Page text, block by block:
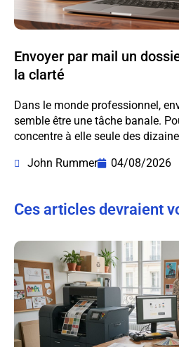
Envoyer par mail un
la clarté
Dans le monde professionnel,
semble être une tâche banale.
concentre à elle seule des
John Rummer
04/08/2026
Ces articles devraient